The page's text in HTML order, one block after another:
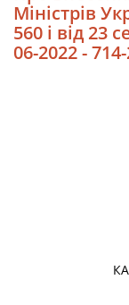
Міністрів
560 і від 23
06-2022 -